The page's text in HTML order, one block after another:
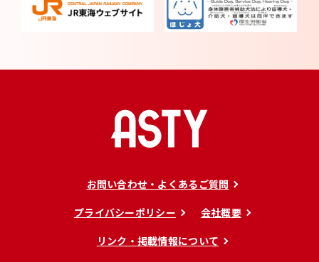
お問い合わせ・よくあるご質問
プライバシーポリシー
会社概要
リンク・掲載情報について